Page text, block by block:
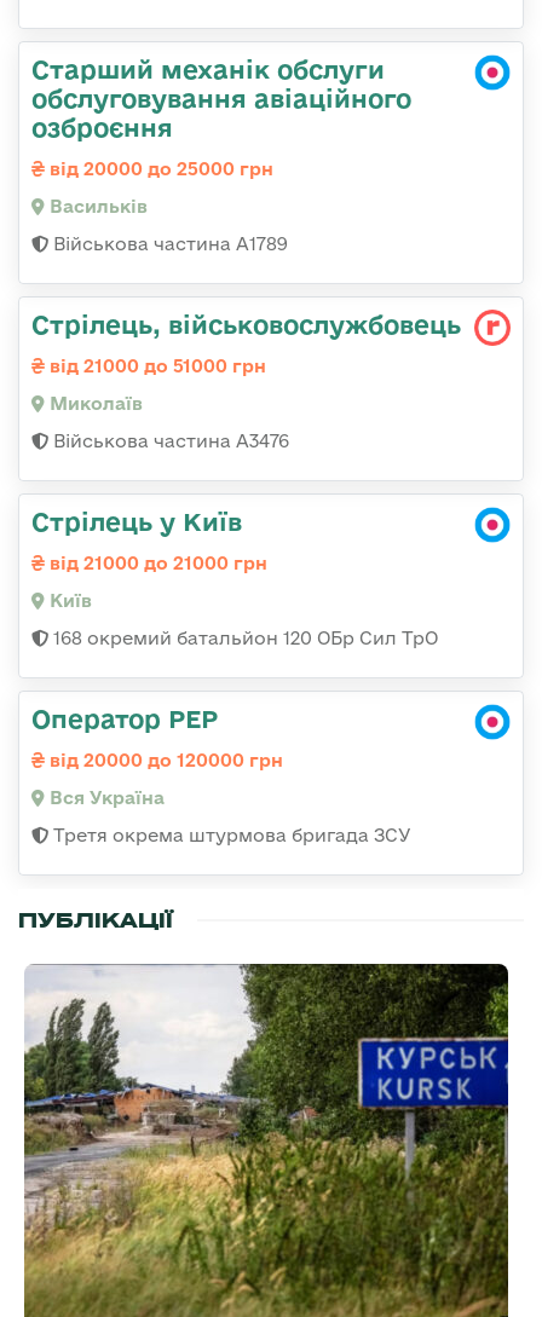
Старший механік обслуги
обслуговування авіаційного
озброєння
від 20000 до 25000 грн
Васильків
Військова частина А1789
Стрілець, військовослужбовець
від 21000 до 51000 грн
Миколаїв
Військова частина А3476
Стрілець у Київ
від 21000 до 21000 грн
Київ
168 окремий батальйон 120 ОБр Cил ТрО
Оператор РЕР
від 20000 до 120000 грн
Вся Україна
Третя окрема штурмова бригада ЗСУ
ПУБЛІКАЦІЇ